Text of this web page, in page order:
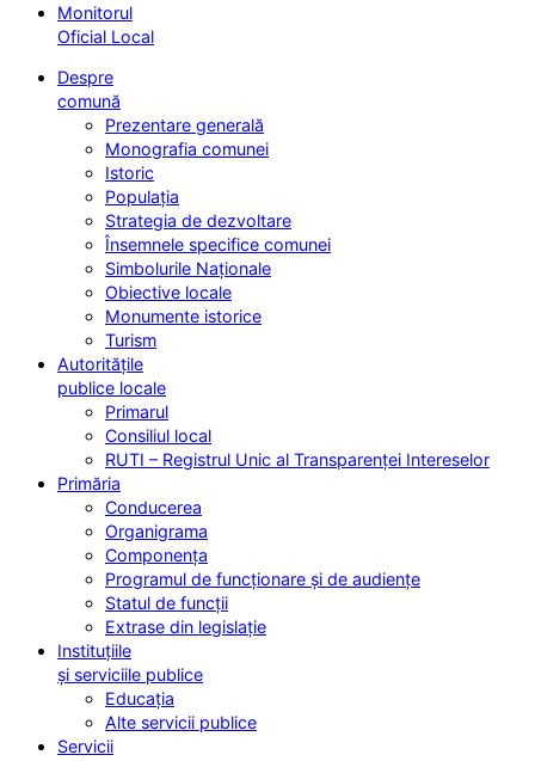
Monitorul
Oficial Local
Despre
comună
Prezentare generală
Monografia comunei
Istoric
Populația
Strategia de dezvoltare
Însemnele specifice comunei
Simbolurile Naționale
Obiective locale
Monumente istorice
Turism
Autoritățile
publice locale
Primarul
Consiliul local
RUTI – Registrul Unic al Transparenței Intereselor
Primăria
Conducerea
Organigrama
Componența
Programul de funcționare și de audiențe
Statul de funcții
Extrase din legislație
Instituțiile
și serviciile publice
Educația
Alte servicii publice
Servicii